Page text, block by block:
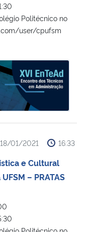
Politécnico no
user/cpufsm
– EnTeAd
18/01/2021 16:33
e Cultural
– PRATAS
Politécnico no